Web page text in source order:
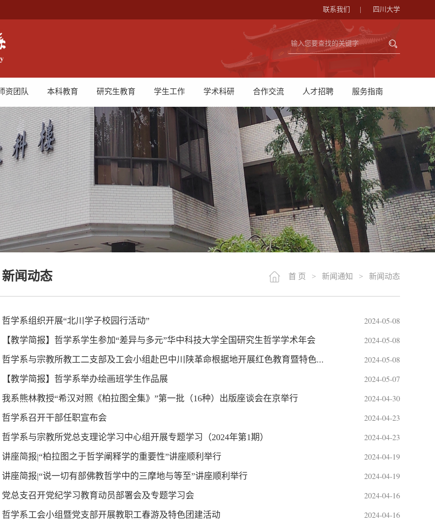
联系我们 四川大学
资团队 本科教育 研究生教育 学生工作 学术科研 合作交流 人才招聘 服务指南
新闻动态 首 页 > 新闻通知 > 新闻动态
2024-05-08
哲学系组织开展“北川学子校园行活动”
2024-05-08
【教学简报】哲学系学生参加“差异与多元”华中科技大学全国研究生哲学学术年会
2024-05-08
哲学系与宗教所教工二支部及工会小组赴巴中川陕革命根据地开展红色教育暨特色...
2024-05-07
【教学简报】哲学系举办绘画班学生作品展
2024-04-30
我系熊林教授“希汉对照《柏拉图全集》”第一批（16种）出版座谈会在京举行
2024-04-23
哲学系召开干部任职宣布会
2024-04-23
哲学系与宗教所党总支理论学习中心组开展专题学习（2024年第1期）
2024-04-19
讲座简报|“柏拉图之于哲学阐释学的重要性”讲座顺利举行
2024-04-19
讲座简报|“说一切有部佛教哲学中的三摩地与等至”讲座顺利举行
2024-04-16
党总支召开党纪学习教育动员部署会及专题学习会
2024-04-16
哲学系工会小组暨党支部开展教职工春游及特色团建活动